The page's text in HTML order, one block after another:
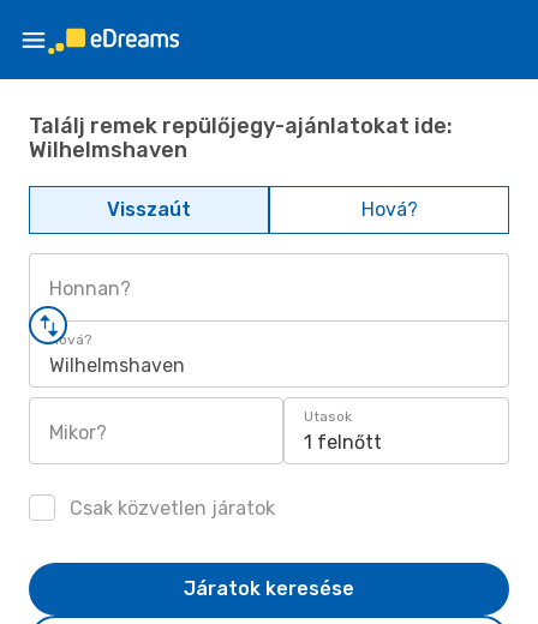
Találj remek repülőjegy-ajánlatokat ide:
Wilhelmshaven
Visszaút Hová?
Honnan?
Hová?
Wilhelmshaven
Mikor?
Utasok
1 felnőtt
Csak közvetlen járatok
Járatok keresése